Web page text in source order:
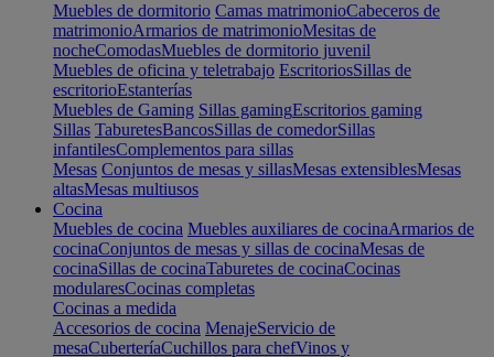
Muebles de dormitorio Camas matrimonioCabeceros de
matrimonioArmarios de matrimonioMesitas de
nocheComodasMuebles de dormitorio juvenil
Muebles de oficina y teletrabajo EscritoriosSillas de
escritorioEstanterías
Muebles de Gaming Sillas gamingEscritorios gaming
Sillas TaburetesBancosSillas de comedorSillas
infantilesComplementos para sillas
Mesas Conjuntos de mesas y sillasMesas extensiblesMesas
altasMesas multiusos
Cocina
Muebles de cocina Muebles auxiliares de cocinaArmarios de
cocinaConjuntos de mesas y sillas de cocinaMesas de
cocinaSillas de cocinaTaburetes de cocinaCocinas
modularesCocinas completas
Cocinas a medida
Accesorios de cocina MenajeServicio de
mesaCuberteríaCuchillos para chefVinos y